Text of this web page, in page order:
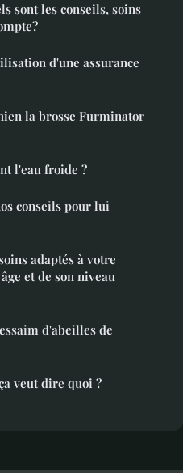
sont les conseils, soins
d'une assurance
la brosse Furminator
l'eau froide ?
conseils pour lui
adaptés à votre
et de son niveau
d'abeilles de
veut dire quoi ?